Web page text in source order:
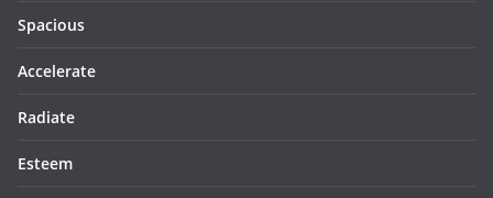
Spacious
Accelerate
Radiate
Esteem